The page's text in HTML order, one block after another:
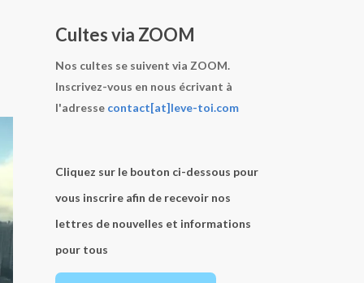
Cultes via ZOOM
Nos cultes se suivent via ZOOM.
Inscrivez-vous en nous écrivant à
l'adresse contact[at]leve-toi.com
Cliquez sur le bouton ci-dessous pour
vous inscrire afin de recevoir nos
lettres de nouvelles et informations
pour tous